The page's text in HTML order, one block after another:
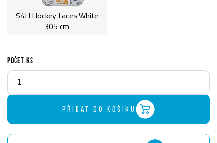
S4H Hockey Laces White
305 cm
POČET KS
PŘIDAT DO KOŠÍKU